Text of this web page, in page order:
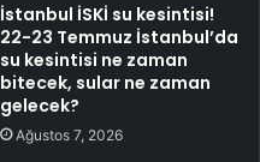
İstanbul İSKİ su kesintisi!
22-23 Temmuz İstanbul’da
su kesintisi ne zaman
bitecek, sular ne zaman
gelecek?
Ağustos 7, 2026